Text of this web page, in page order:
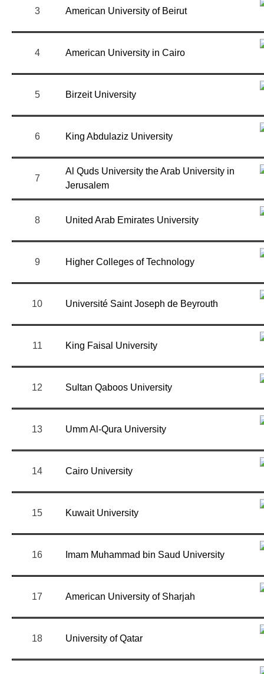
3 American University of Beirut
4 American University in Cairo
5 Birzeit University
6 King Abdulaziz University
7
Al Quds University the Arab University in
Jerusalem
8 United Arab Emirates University
9 Higher Colleges of Technology
10 Université Saint Joseph de Beyrouth
11 King Faisal University
12 Sultan Qaboos University
13 Umm Al-Qura University
14 Cairo University
15 Kuwait University
16 Imam Muhammad bin Saud University
17 American University of Sharjah
18 University of Qatar